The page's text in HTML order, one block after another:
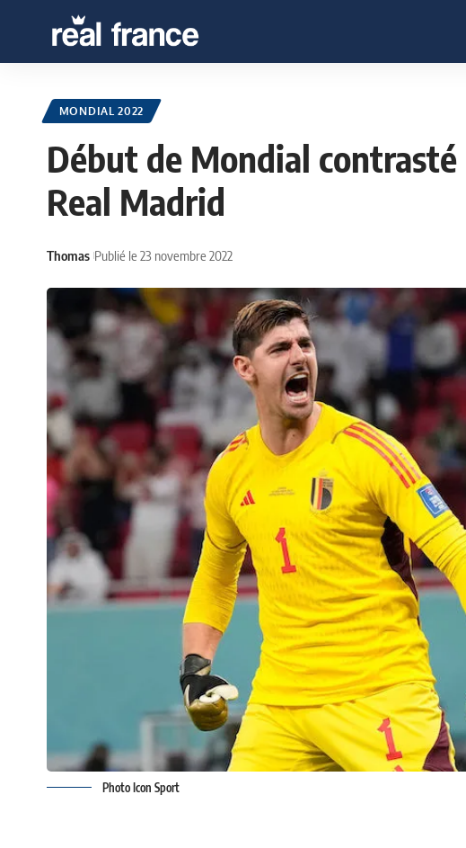
MONDIAL 2022
Début de Mondial
Real Madrid
Thomas Publié le 23 novembre 2022
Photo Icon Sport